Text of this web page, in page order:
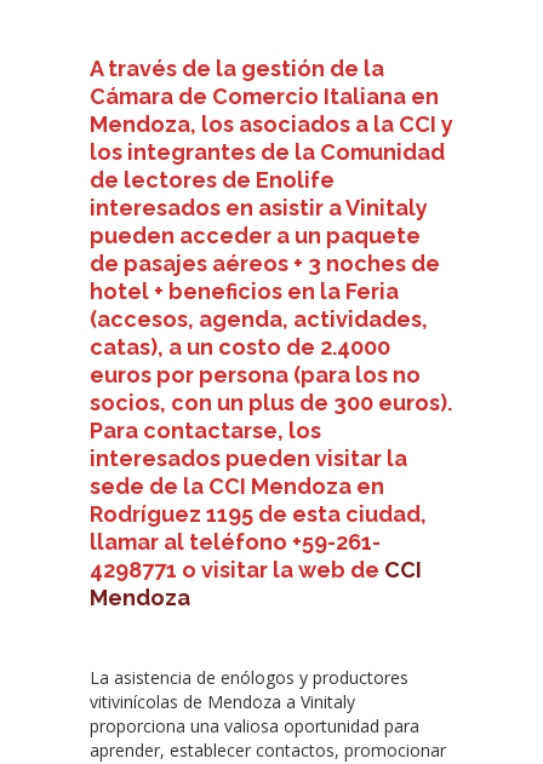
A través de la gestión de la
Cámara de Comercio Italiana en
Mendoza, los asociados a la CCI y
los integrantes de la Comunidad
de lectores de Enolife
interesados en asistir a Vinitaly
pueden acceder a un paquete
de pasajes aéreos + 3 noches de
hotel + beneficios en la Feria
(accesos, agenda, actividades,
catas), a un costo de 2.4000
euros por persona (para los no
socios, con un plus de 300 euros).
Para contactarse, los
interesados pueden visitar la
sede de la CCI Mendoza en
Rodríguez 1195 de esta ciudad,
llamar al teléfono +59-261-
4298771 o visitar la web de CCI
Mendoza
La asistencia de enólogos y productores
vitivinícolas de Mendoza a Vinitaly
proporciona una valiosa oportunidad para
aprender, establecer contactos, promocionar